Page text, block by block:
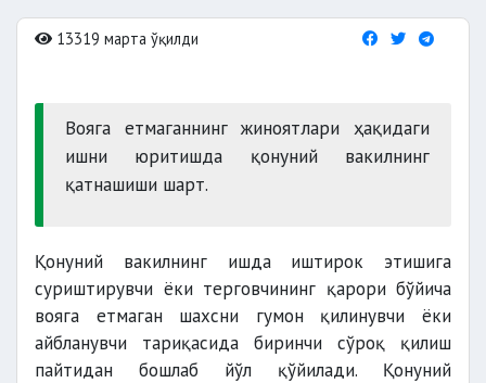
13319 марта ўқилди
Вояга етмаганнинг жиноятлари ҳақидаги
ишни юритишда қонуний вакилнинг
қатнашиши шарт.
Қонуний вакилнинг ишда иштирок этишига
суриштирувчи ёки терговчининг қарори бўйича
вояга етмаган шахсни гумон қилинувчи ёки
айбланувчи тариқасида биринчи сўроқ қилиш
пайтидан бошлаб йўл қўйилади. Қонуний